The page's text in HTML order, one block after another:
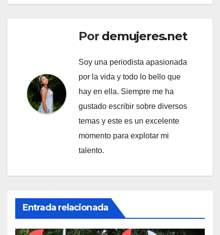
Por demujeres.net
Soy una periodista apasionada
por la vida y todo lo bello que
hay en ella. Siempre me ha
gustado escribir sobre diversos
temas y este es un excelente
momento para explotar mi
talento.
Entrada relacionada